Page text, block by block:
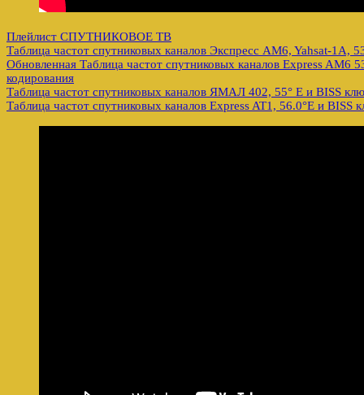
Плейлист СПУТНИКОВОЕ ТВ
Таблица частот спутниковых каналов Экспресс AM6, Yahsat-1A,
Обновленная Таблица частот спутниковых каналов Express AM6
кодирования
Таблица частот спутниковых каналов ЯМАЛ 402, 55° E и BISS
Таблица частот спутниковых каналов Express AT1, 56.0°E и BISS